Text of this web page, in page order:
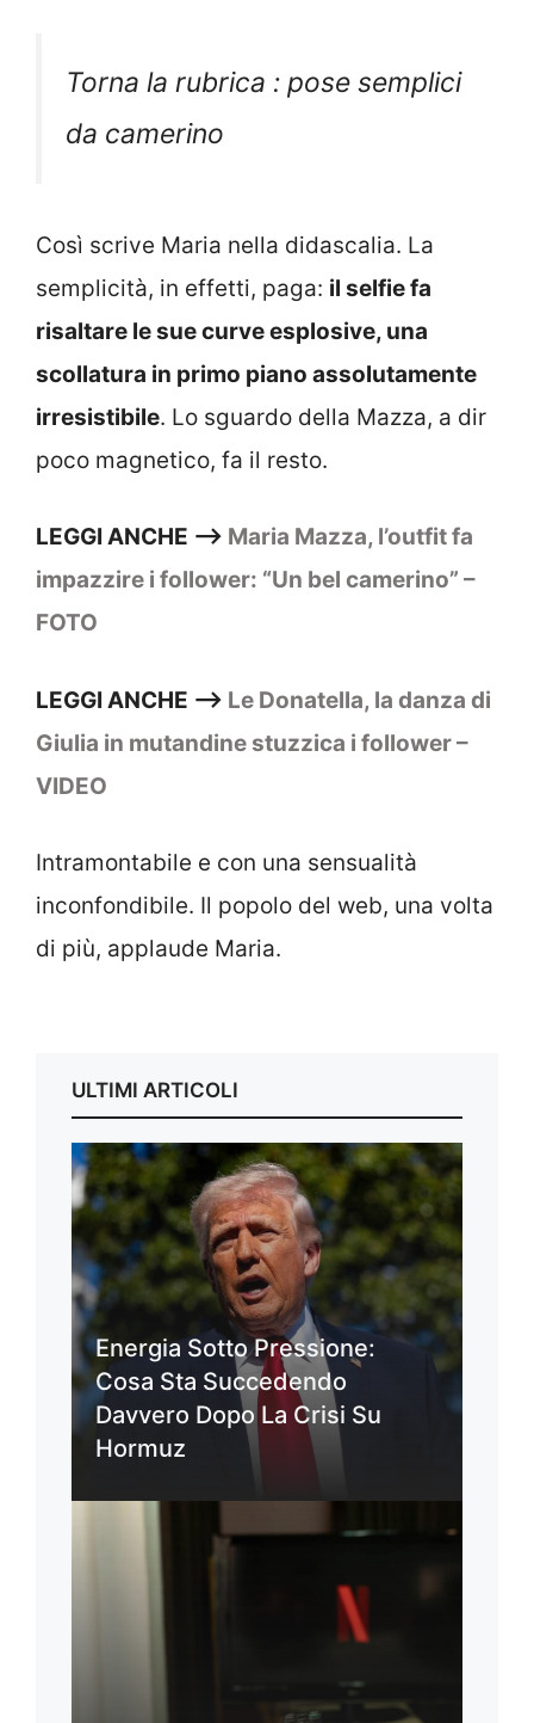
Torna la rubrica : pose semplici
da camerino
Così scrive Maria nella didascalia. La
semplicità, in effetti, paga: il selfie fa
risaltare le sue curve esplosive, una
scollatura in primo piano assolutamente
irresistibile. Lo sguardo della Mazza, a dir
poco magnetico, fa il resto.
LEGGI ANCHE —> Maria Mazza, l’outfit fa
impazzire i follower: “Un bel camerino” –
FOTO
LEGGI ANCHE —> Le Donatella, la danza di
Giulia in mutandine stuzzica i follower –
VIDEO
Intramontabile e con una sensualità
inconfondibile. Il popolo del web, una volta
di più, applaude Maria.
ULTIMI ARTICOLI
Energia Sotto Pressione:
Cosa Sta Succedendo
Davvero Dopo La Crisi Su
Hormuz